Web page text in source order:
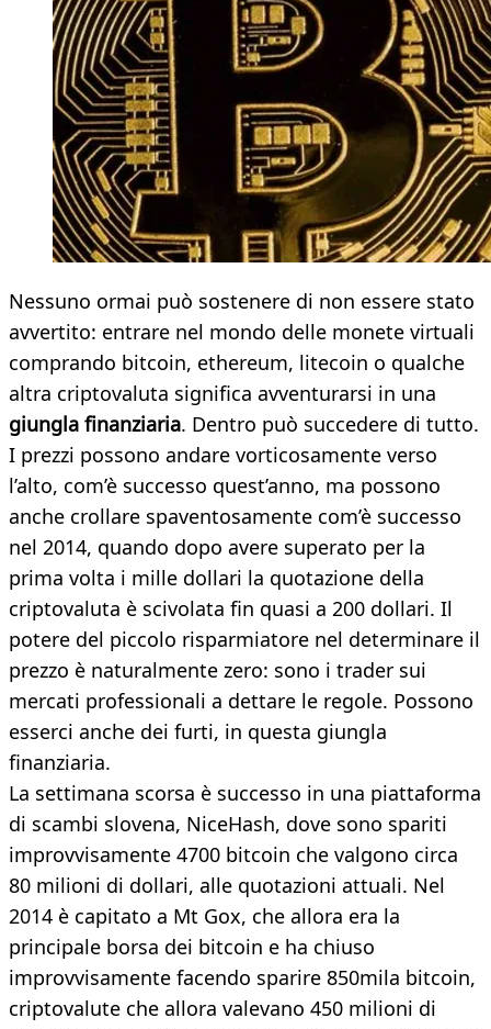
Nessuno ormai può sostenere di non essere stato
avvertito: entrare nel mondo delle monete virtuali
comprando bitcoin, ethereum, litecoin o qualche
altra criptovaluta significa avventurarsi in una
giungla finanziaria. Dentro può succedere di tutto.
I prezzi possono andare vorticosamente verso
l’alto, com’è successo quest’anno, ma possono
anche crollare spaventosamente com’è successo
nel 2014, quando dopo avere superato per la
prima volta i mille dollari la quotazione della
criptovaluta è scivolata fin quasi a 200 dollari. Il
potere del piccolo risparmiatore nel determinare il
prezzo è naturalmente zero: sono i trader sui
mercati professionali a dettare le regole. Possono
esserci anche dei furti, in questa giungla
finanziaria.
La settimana scorsa è successo in una piattaforma
di scambi slovena, NiceHash, dove sono spariti
improvvisamente 4700 bitcoin che valgono circa
80 milioni di dollari, alle quotazioni attuali. Nel
2014 è capitato a Mt Gox, che allora era la
principale borsa dei bitcoin e ha chiuso
improvvisamente facendo sparire 850mila bitcoin,
criptovalute che allora valevano 450 milioni di